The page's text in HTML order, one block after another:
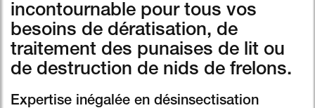
incontournable pour tous vos
besoins de dératisation, de
traitement des punaises de lit ou
de destruction de nids de frelons.
Expertise inégalée en désinsectisation